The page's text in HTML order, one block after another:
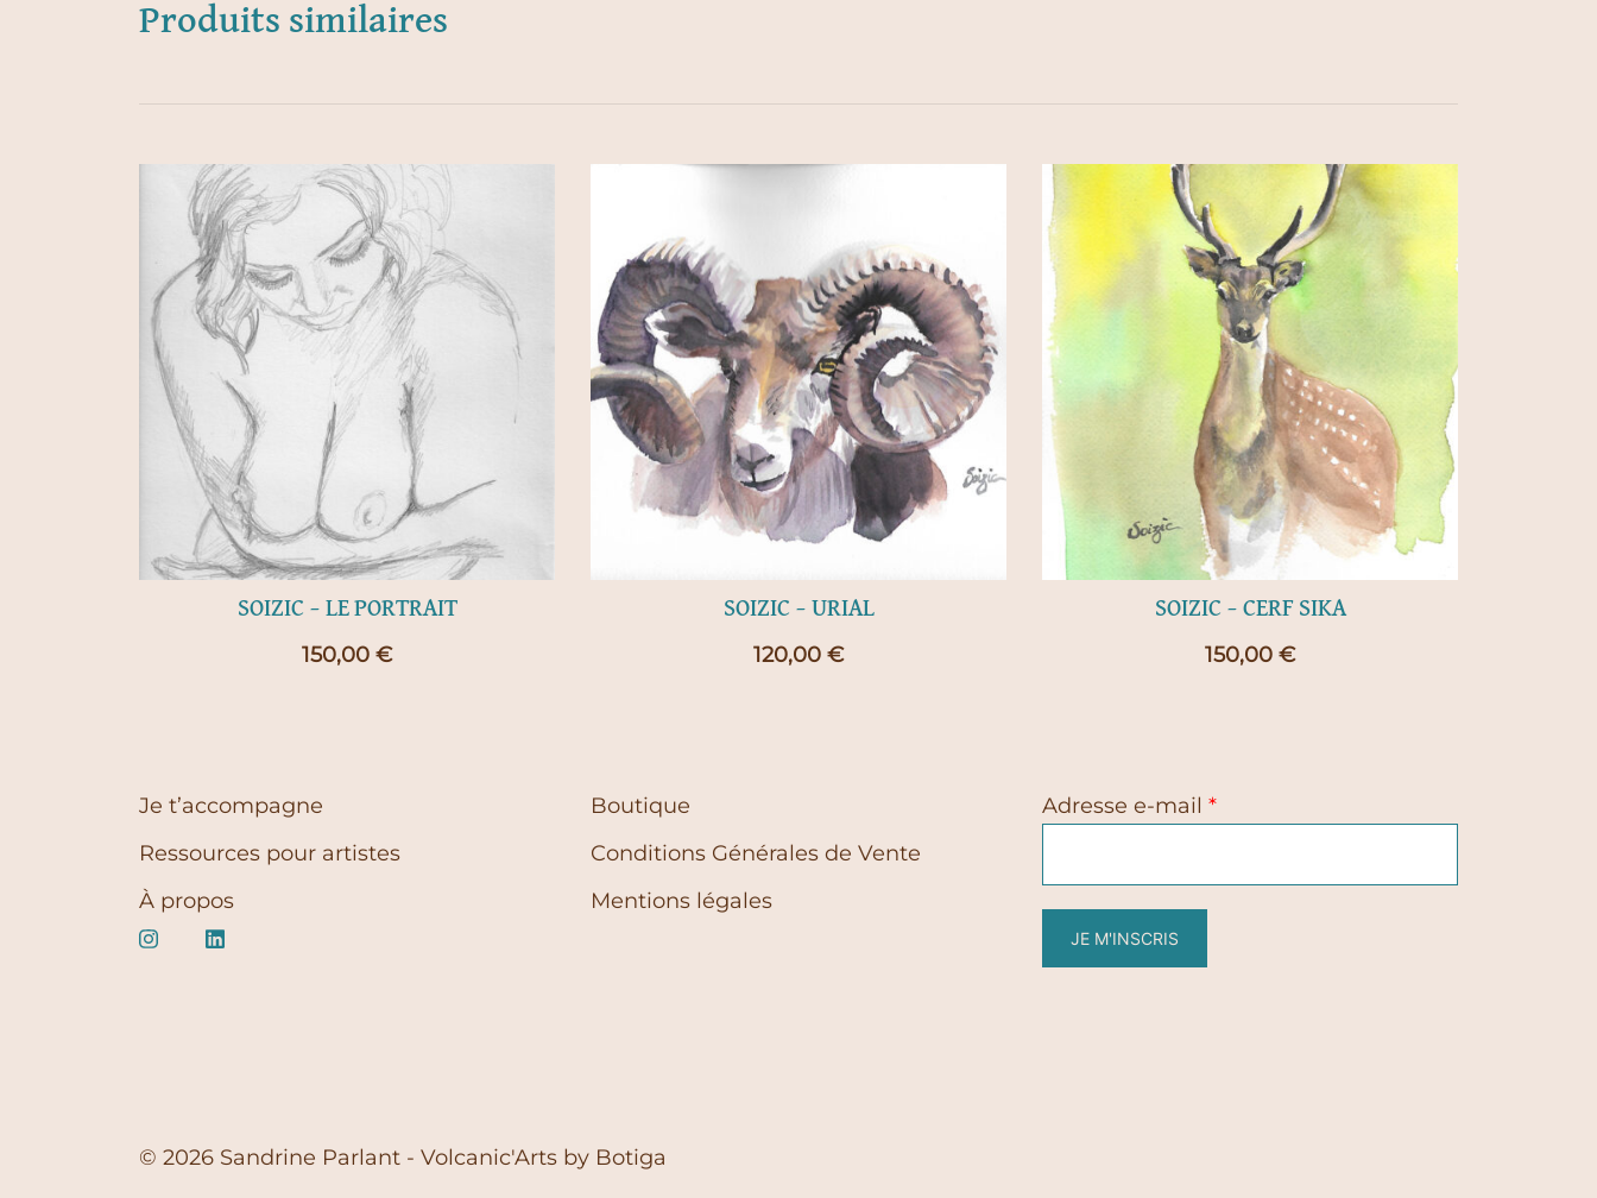
Produits similaires
SOIZIC – LE PORTRAIT
150,00 €
SOIZIC – URIAL
120,00 €
SOIZIC – CERF SIKA
150,00 €
Je t’accompagne
Ressources pour artistes
À propos
Boutique
Conditions Générales de Vente
Mentions légales
Adresse e-mail *
JE M'INSCRIS
© 2026 Sandrine Parlant - Volcanic'Arts by Botiga